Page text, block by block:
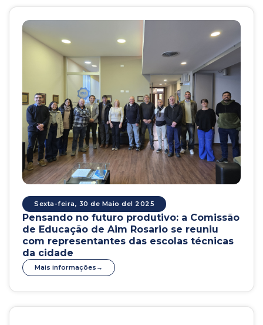
Sexta-feira, 30 de Maio del 2025
Pensando no futuro produtivo: a Comissão
de Educação de Aim Rosario se reuniu
com representantes das escolas técnicas
da cidade
Mais informações